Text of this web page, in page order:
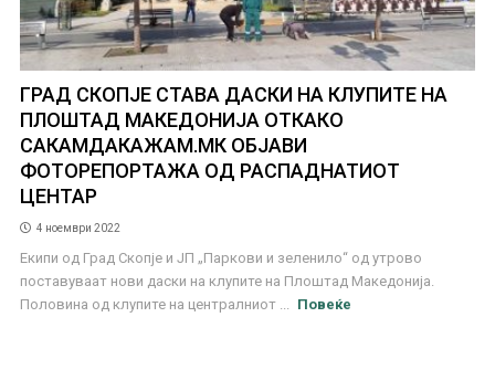
ГРАД СКОПЈЕ СТАВА ДАСКИ НА КЛУПИТЕ НА
ПЛОШТАД МАКЕДОНИЈА ОТКАКО
САКАМДАКАЖАМ.МК ОБЈАВИ
ФОТОРЕПОРТАЖА ОД РАСПАДНАТИОТ
ЦЕНТАР
4 ноември 2022
Екипи од Град Скопје и ЈП „Паркови и зеленило“ од утрово
поставуваат нови даски на клупите на Плоштад Македонија.
Половина од клупите на централниот ...
Повеќе